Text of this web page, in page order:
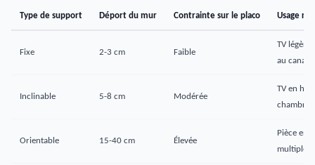
Type de support Déport du mur Contrainte sur le placo Usage
Fixe 2-3 cm Faible
TV
au canapé
Inclinable 5-8 cm Modérée
TV en
chambre
Orientable 15-40 cm Élevée
Pièce en
multiples